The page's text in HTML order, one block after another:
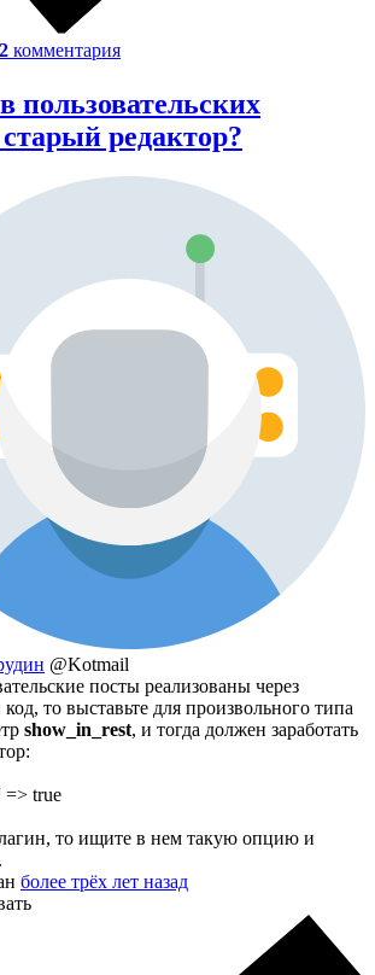
2 комментария
пользовательских
редактор?
@Kotmail
посты реализованы через
то выставьте для произвольного типа
show_in_rest, и тогда должен заработать
=> true
то ищите в нем такую опцию и
более трёх лет назад